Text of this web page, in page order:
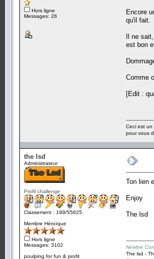
Hors ligne
Messages: 26
Encore
qu'il fait.
Il ne
est bon
Comme
[Edit :
Ceci est un
pour vous
the lsd
Administrateur
Profil challenge
Classement : 199/55625
Membre Héroïque
Hors ligne
Messages: 3102
poulping for fun & profit
Ton lien
Enjoy
The lsd
Newbie
The lsd -